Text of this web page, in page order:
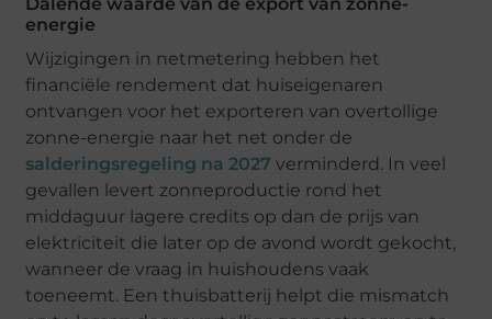
energie
Wijzigingen in netmetering hebben het
financiële rendement dat huiseigenaren
ontvangen voor het exporteren van overtollige
zonne-energie naar het net onder de
salderingsregeling na 2027 verminderd. In veel
gevallen levert zonneproductie rond het
middaguur lagere credits op dan de prijs van
elektriciteit die later op de avond wordt gekocht,
wanneer de vraag in huishoudens vaak
toeneemt. Een thuisbatterij helpt die mismatch